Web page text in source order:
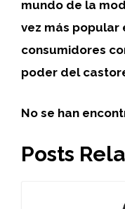
mundo de la
vez más popular
consumidores
poder del
No se han
Posts